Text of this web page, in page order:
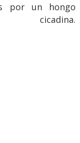
por un hongo
cicadina.